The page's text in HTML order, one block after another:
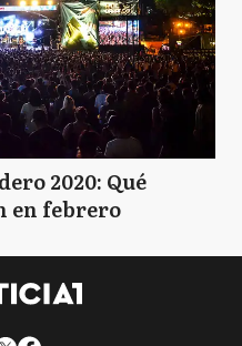
2020: Qué
en febrero